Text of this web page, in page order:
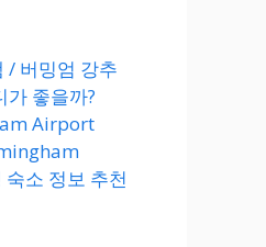
/ 버밍엄 강추
가 좋을까?
Airport
소 정보 추천